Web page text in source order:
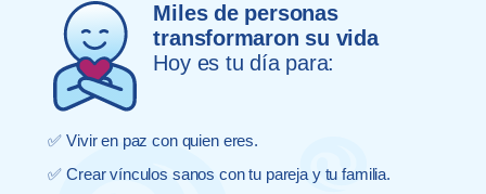
Miles de personas
transformaron su vida
Hoy es tu día para:
✅ Vivir en paz con quien eres.
✅ Crear vínculos sanos con tu pareja y tu familia.